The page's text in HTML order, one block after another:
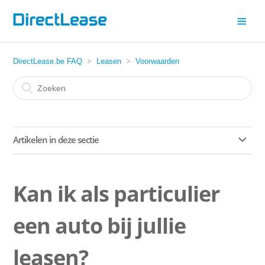
DirectLease.be FAQ Leasen Voorwaarden
Artikelen in deze sectie
vastgestelde prijs over te nemen?
Mag ik een auto "bestickeren"?
Kan ik als particulier
een auto bij jullie
leasen?